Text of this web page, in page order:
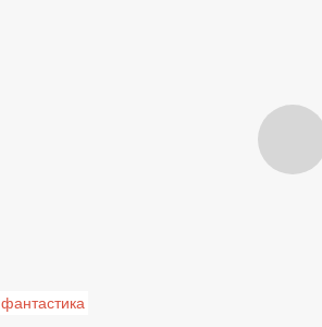
фантастика